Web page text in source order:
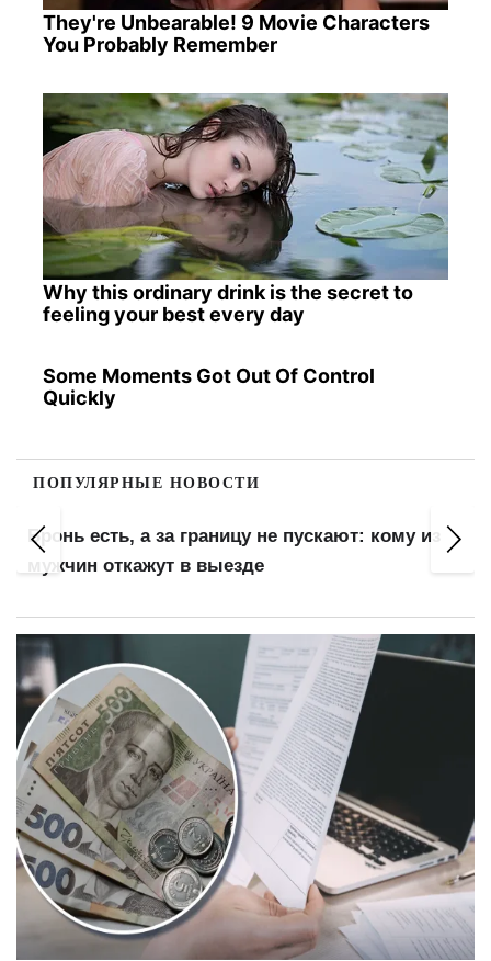
They're Unbearable! 9 Movie Characters
You Probably Remember
Why this ordinary drink is the secret to
feeling your best every day
Some Moments Got Out Of Control
Quickly
ПОПУЛЯРНЫЕ НОВОСТИ
Бронь есть, а за границу не пускают: кому из
мужчин откажут в выезде